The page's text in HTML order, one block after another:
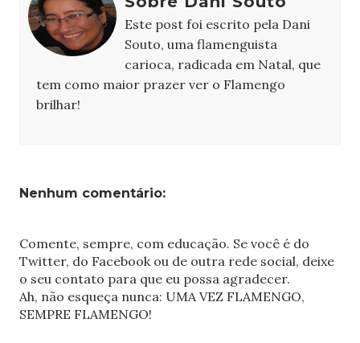
Este post foi escrito pela Dani
Souto, uma flamenguista
carioca, radicada em Natal, que
tem como maior prazer ver o Flamengo
brilhar!
Nenhum comentário:
Comente, sempre, com educação. Se você é do
Twitter, do Facebook ou de outra rede social, deixe
o seu contato para que eu possa agradecer.
Ah, não esqueça nunca: UMA VEZ FLAMENGO,
SEMPRE FLAMENGO!